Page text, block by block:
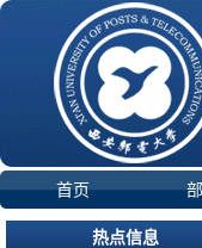
首页
热点信息